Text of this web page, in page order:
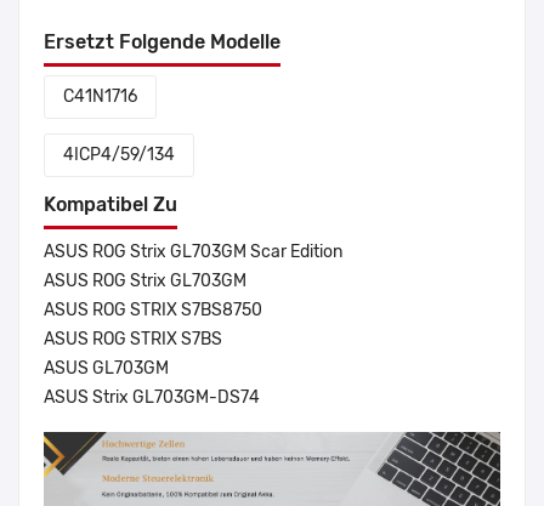
Ersetzt Folgende Modelle
C41N1716
4ICP4/59/134
Kompatibel Zu
ASUS ROG Strix GL703GM Scar Edition
ASUS ROG Strix GL703GM
ASUS ROG STRIX S7BS8750
ASUS ROG STRIX S7BS
ASUS GL703GM
ASUS Strix GL703GM-DS74